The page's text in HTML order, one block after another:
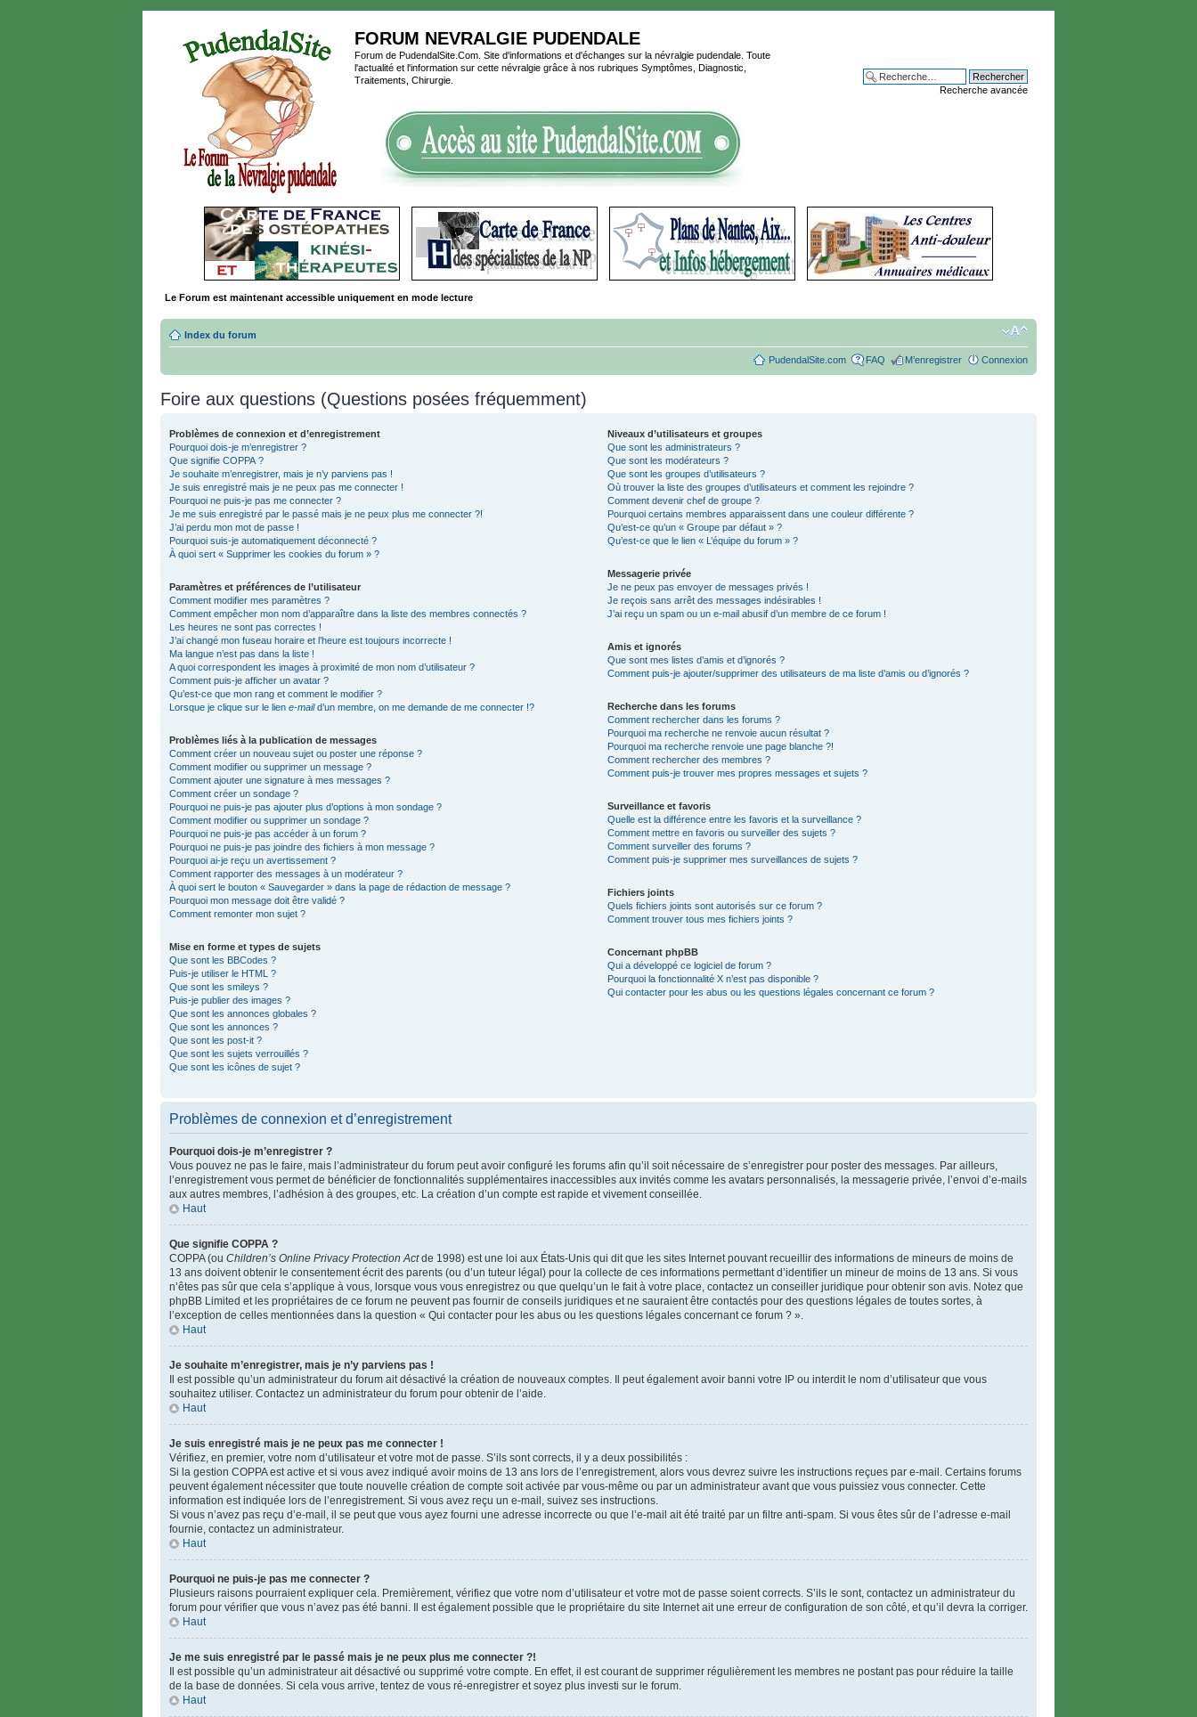
FORUM NEVRALGIE PUDENDALE
Forum de PudendalSite.Com. Site d'informations et d'échanges sur la névralgie pudendale. Toute
l'actualité et l'information sur cette névralgie grâce à nos rubriques Symptômes, Diagnostic,
Traitements, Chirurgie.
Recherche avancée
Le Forum est maintenant accessible uniquement en mode lecture
Index du forum
PudendalSite.com FAQ M’enregistrer Connexion
Foire aux questions (Questions posées fréquemment)
Problèmes de connexion et d’enregistrement
Pourquoi dois-je m’enregistrer ?
Que signifie COPPA ?
Je souhaite m’enregistrer, mais je n’y parviens pas !
Je suis enregistré mais je ne peux pas me connecter !
Pourquoi ne puis-je pas me connecter ?
Je me suis enregistré par le passé mais je ne peux plus me connecter ?!
J’ai perdu mon mot de passe !
Pourquoi suis-je automatiquement déconnecté ?
À quoi sert « Supprimer les cookies du forum » ?
Paramètres et préférences de l’utilisateur
Comment modifier mes paramètres ?
Comment empêcher mon nom d’apparaître dans la liste des membres connectés ?
Les heures ne sont pas correctes !
J’ai changé mon fuseau horaire et l’heure est toujours incorrecte !
Ma langue n’est pas dans la liste !
A quoi correspondent les images à proximité de mon nom d’utilisateur ?
Comment puis-je afficher un avatar ?
Qu’est-ce que mon rang et comment le modifier ?
Lorsque je clique sur le lien e-maild’un membre, on me demande de me connecter !?
Problèmes liés à la publication de messages
Comment créer un nouveau sujet ou poster une réponse ?
Comment modifier ou supprimer un message ?
Comment ajouter une signature à mes messages ?
Comment créer un sondage ?
Pourquoi ne puis-je pas ajouter plus d’options à mon sondage ?
Comment modifier ou supprimer un sondage ?
Pourquoi ne puis-je pas accéder à un forum ?
Pourquoi ne puis-je pas joindre des fichiers à mon message ?
Pourquoi ai-je reçu un avertissement ?
Comment rapporter des messages à un modérateur ?
À quoi sert le bouton « Sauvegarder » dans la page de rédaction de message ?
Pourquoi mon message doit être validé ?
Comment remonter mon sujet ?
Mise en forme et types de sujets
Que sont les BBCodes ?
Puis-je utiliser le HTML ?
Que sont les smileys ?
Puis-je publier des images ?
Que sont les annonces globales ?
Que sont les annonces ?
Que sont les post-it ?
Que sont les sujets verrouillés ?
Que sont les icônes de sujet ?
Niveaux d’utilisateurs et groupes
Que sont les administrateurs ?
Que sont les modérateurs ?
Que sont les groupes d’utilisateurs ?
Où trouver la liste des groupes d’utilisateurs et comment les rejoindre ?
Comment devenir chef de groupe ?
Pourquoi certains membres apparaissent dans une couleur différente ?
Qu’est-ce qu’un « Groupe par défaut » ?
Qu’est-ce que le lien « L’équipe du forum » ?
Messagerie privée
Je ne peux pas envoyer de messages privés !
Je reçois sans arrêt des messages indésirables !
J’ai reçu un spam ou un e-mail abusif d’un membre de ce forum !
Amis et ignorés
Que sont mes listes d’amis et d’ignorés ?
Comment puis-je ajouter/supprimer des utilisateurs de ma liste d’amis ou d’ignorés ?
Recherche dans les forums
Comment rechercher dans les forums ?
Pourquoi ma recherche ne renvoie aucun résultat ?
Pourquoi ma recherche renvoie une page blanche ?!
Comment rechercher des membres ?
Comment puis-je trouver mes propres messages et sujets ?
Surveillance et favoris
Quelle est la différence entre les favoris et la surveillance ?
Comment mettre en favoris ou surveiller des sujets ?
Comment surveiller des forums ?
Comment puis-je supprimer mes surveillances de sujets ?
Fichiers joints
Quels fichiers joints sont autorisés sur ce forum ?
Comment trouver tous mes fichiers joints ?
Concernant phpBB
Qui a développé ce logiciel de forum ?
Pourquoi la fonctionnalité X n’est pas disponible ?
Qui contacter pour les abus ou les questions légales concernant ce forum ?
Problèmes de connexion et d’enregistrement
Pourquoi dois-je m’enregistrer ?
Vous pouvez ne pas le faire, mais l’administrateur du forum peut avoir configuré les forums afin qu’il soit nécessaire de s’enregistrer pour poster des messages. Par ailleurs,
l’enregistrement vous permet de bénéficier de fonctionnalités supplémentaires inaccessibles aux invités comme les avatars personnalisés, la messagerie privée, l’envoi d’e-mails
aux autres membres, l’adhésion à des groupes, etc. La création d’un compte est rapide et vivement conseillée.
Haut
Que signifie COPPA ?
COPPA (ou Children’s Online Privacy Protection Actde 1998) est une loi aux États-Unis qui dit que les sites Internet pouvant recueillir des informations de mineurs de moins de
13 ans doivent obtenir le consentement écrit des parents (ou d’un tuteur légal) pour la collecte de ces informations permettant d’identifier un mineur de moins de 13 ans. Si vous
n’êtes pas sûr que cela s’applique à vous, lorsque vous vous enregistrez ou que quelqu’un le fait à votre place, contactez un conseiller juridique pour obtenir son avis. Notez que
phpBB Limited et les propriétaires de ce forum ne peuvent pas fournir de conseils juridiques et ne sauraient être contactés pour des questions légales de toutes sortes, à
l’exception de celles mentionnées dans la question « Qui contacter pour les abus ou les questions légales concernant ce forum ? ».
Haut
Je souhaite m’enregistrer, mais je n’y parviens pas !
Il est possible qu’un administrateur du forum ait désactivé la création de nouveaux comptes. Il peut également avoir banni votre IP ou interdit le nom d’utilisateur que vous
souhaitez utiliser. Contactez un administrateur du forum pour obtenir de l’aide.
Haut
Je suis enregistré mais je ne peux pas me connecter !
Vérifiez, en premier, votre nom d’utilisateur et votre mot de passe. S’ils sont corrects, il y a deux possibilités :
Si la gestion COPPA est active et si vous avez indiqué avoir moins de 13 ans lors de l’enregistrement, alors vous devrez suivre les instructions reçues par e-mail. Certains forums
peuvent également nécessiter que toute nouvelle création de compte soit activée par vous-même ou par un administrateur avant que vous puissiez vous connecter. Cette
information est indiquée lors de l’enregistrement. Si vous avez reçu un e-mail, suivez ses instructions.
Si vous n’avez pas reçu d’e-mail, il se peut que vous ayez fourni une adresse incorrecte ou que l’e-mail ait été traité par un filtre anti-spam. Si vous êtes sûr de l’adresse e-mail
fournie, contactez un administrateur.
Haut
Pourquoi ne puis-je pas me connecter ?
Plusieurs raisons pourraient expliquer cela. Premièrement, vérifiez que votre nom d’utilisateur et votre mot de passe soient corrects. S’ils le sont, contactez un administrateur du
forum pour vérifier que vous n’avez pas été banni. Il est également possible que le propriétaire du site Internet ait une erreur de configuration de son côté, et qu’il devra la corriger.
Haut
Je me suis enregistré par le passé mais je ne peux plus me connecter ?!
Il est possible qu’un administrateur ait désactivé ou supprimé votre compte. En effet, il est courant de supprimer régulièrement les membres ne postant pas pour réduire la taille
de la base de données. Si cela vous arrive, tentez de vous ré-enregistrer et soyez plus investi sur le forum.
Haut